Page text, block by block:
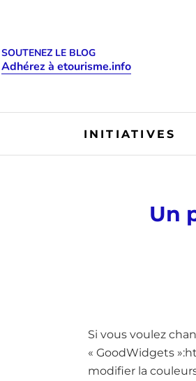
SOUTENEZ LE BLOG
Adhérez à etourisme.info
INITIATIVES
Un
Si vous voulez
« GoodWidgets
modifier la